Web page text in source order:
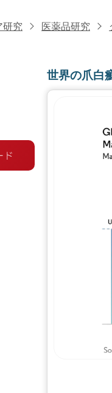
研究 医薬品研究
世界の爪白